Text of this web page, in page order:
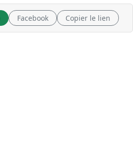
Facebook Copier le lien